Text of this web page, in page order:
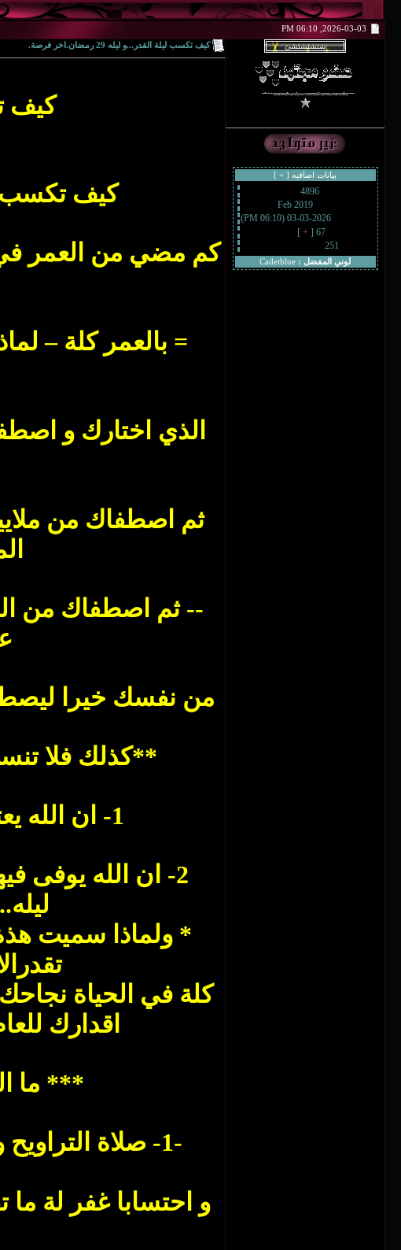
بيانات اضافيه [ +
]
4896
تاريخ التسجيل :Feb 2019
أخر زيارة :2026-03-03 (06:10 PM)
67 [
+
]
251
لوني المفضل : Cadetblue
كيف تكسب ليلة القدر...و ليله 29 رمضان.اخر فرصة.
كيف
كيف تكسب ليلة
= بالعمر كلة –
الذي اختارك و
ثم اصطفاك من
-- ثم اصطفاك من
من نفسك خيرا
**كذلك فلا تنسى ان
1- ان الله يعتق فيها من النار بعدد مجموع ما اعتق من اول الشهر..
2- ان الله يوفى
* ولماذا سميت هذة
كلة في الحياة نجاحك
اقدارك
*** ما
-1- صلاة
و احتسابا غفر لة